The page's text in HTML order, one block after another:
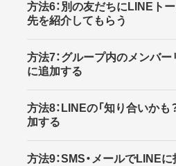
方法6：別の友だちにLINEト
先を紹介してもらう
方法7：グループ内のメンバ
に追加する
方法8：LINEの「知り合いかも
加する
方法9：SMS・メールでLINE